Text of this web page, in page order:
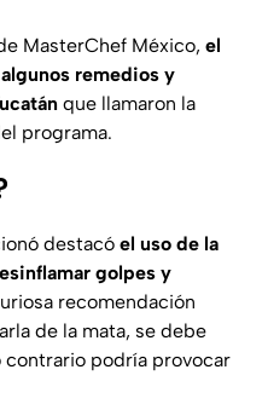
MasterChef México, el
remedios y
que llamaron la
programa.
destacó el uso de la
golpes y
recomendación
de la mata, se debe
contrario podría provocar